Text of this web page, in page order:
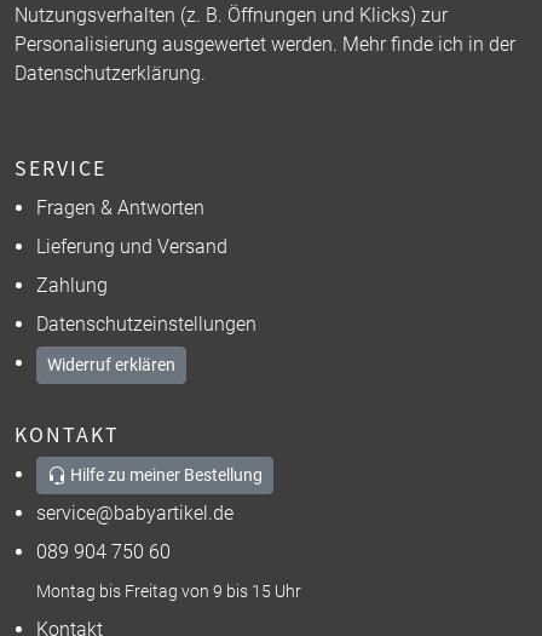
Nutzungsverhalten (z. B. Öffnungen und Klicks) zur
Personalisierung ausgewertet werden. Mehr finde ich in der
Datenschutzerklärung.
SERVICE
Fragen & Antworten
Lieferung und Versand
Zahlung
Datenschutzeinstellungen
Widerruf erklären
KONTAKT
Hilfe zu meiner Bestellung
service@babyartikel.de
089 904 750 60
Montag bis Freitag von 9 bis 15 Uhr
Kontakt